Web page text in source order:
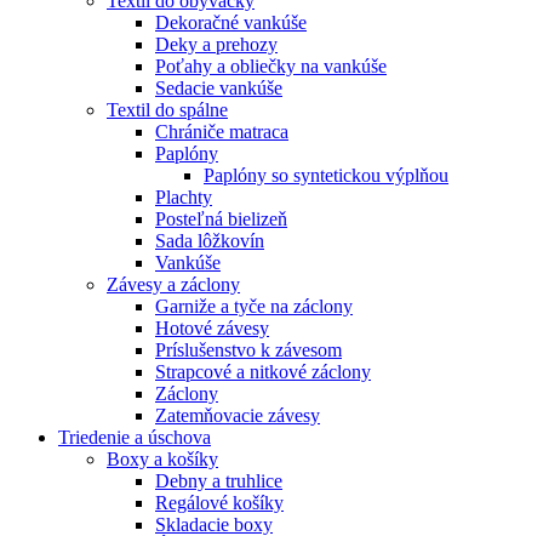
Dekoračné vankúše
Deky a prehozy
Poťahy a obliečky na vankúše
Sedacie vankúše
Textil do spálne
Chrániče matraca
Paplóny
Paplóny so syntetickou výplňou
Plachty
Posteľná bielizeň
Sada lôžkovín
Vankúše
Závesy a záclony
Garniže a tyče na záclony
Hotové závesy
Príslušenstvo k závesom
Strapcové a nitkové záclony
Záclony
Zatemňovacie závesy
Triedenie a úschova
Boxy a košíky
Debny a truhlice
Regálové košíky
Skladacie boxy